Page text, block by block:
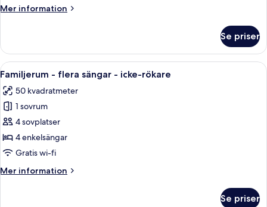
1
kingsize-
-
icke-
rökare
Mer information
Mer
-
kingsize-
icke-
rökare
Se priser
Öppna
alla
foton
för
Familjerum
-
flera
-
Ett hotellrum med en säng, ett
17
Familjerum - flera sängar - icke-rökare
50 kvadratmeter
1 sovrum
4 sovplatser
4 enkelsängar
Gratis wi-fi
Mer information
Mer
Se priser